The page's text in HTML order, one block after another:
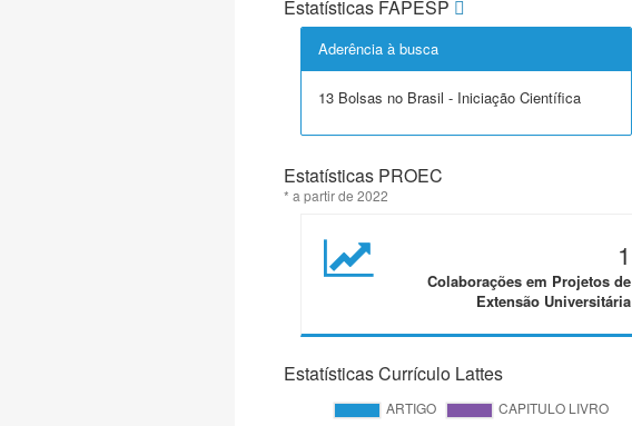
Estatísticas FAPESP
Aderência à busca
13 Bolsas no Brasil - Iniciação Científica
Estatísticas PROEC
* a partir de 2022
1
Colaborações em Projetos de
Extensão Universitária
Estatísticas Currículo Lattes